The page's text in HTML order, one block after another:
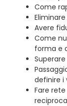
Come
Avere
Come
forma e
definire i
Fare